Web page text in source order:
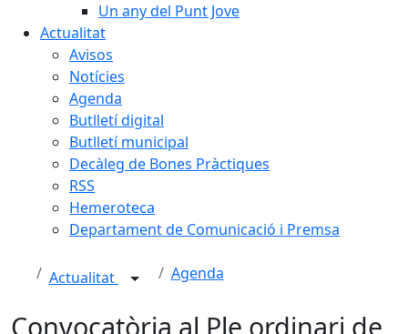
Un any del Punt Jove
Actualitat
Avisos
Notícies
Agenda
Butlletí digital
Butlletí municipal
Decàleg de Bones Pràctiques
RSS
Hemeroteca
Departament de Comunicació i Premsa
Actualitat Agenda
Convocatòria al Ple ordinari de